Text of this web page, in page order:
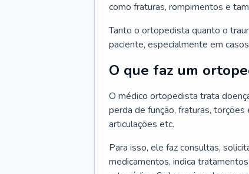
como fraturas, rompimentos e
Tanto o ortopedista quanto o
paciente, especialmente em
O que faz um
O médico ortopedista trata
perda de função, fraturas,
articulações etc.
Para isso, ele faz consultas,
medicamentos, indica